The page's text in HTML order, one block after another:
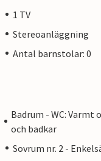
1 TV
Stereoanläggning
Antal barnstolar: 0
Badrum - WC: Varmt
och badkar
Sovrum nr. 2 -